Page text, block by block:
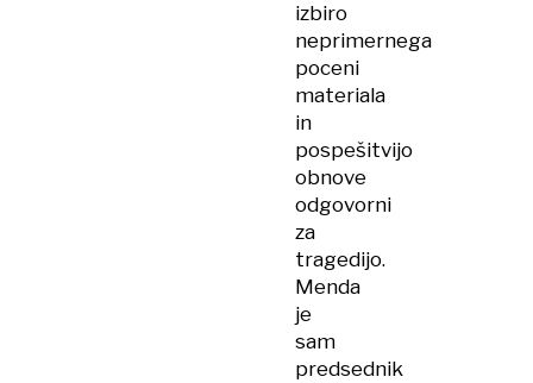
izbiro
neprimernega
poceni
materiala
in
pospešitvijo
obnove
odgovorni
za
tragedijo.
Menda
je
sam
predsednik